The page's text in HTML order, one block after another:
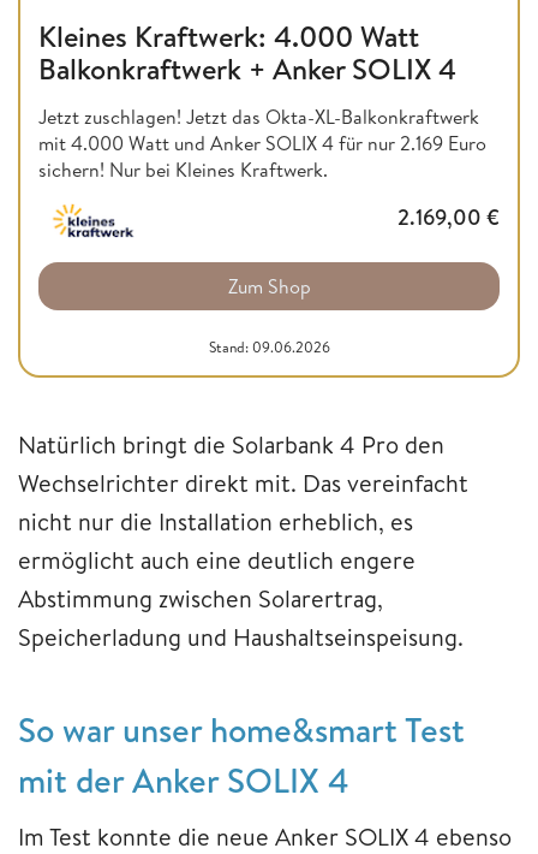
Kleines Kraftwerk: 4.000 Watt
Balkonkraftwerk + Anker SOLIX 4
Jetzt zuschlagen! Jetzt das Okta-XL-Balkonkraftwerk
mit 4.000 Watt und Anker SOLIX 4 für nur 2.169 Euro
sichern! Nur bei Kleines Kraftwerk.
2.169,00 €
Zum Shop
Stand: 09.06.2026
Natürlich bringt die Solarbank 4 Pro den
Wechselrichter direkt mit. Das vereinfacht
nicht nur die Installation erheblich, es
ermöglicht auch eine deutlich engere
Abstimmung zwischen Solarertrag,
Speicherladung und Haushaltseinspeisung.
So war unser home&smart Test
mit der Anker SOLIX 4
Im Test konnte die neue Anker SOLIX 4 ebenso